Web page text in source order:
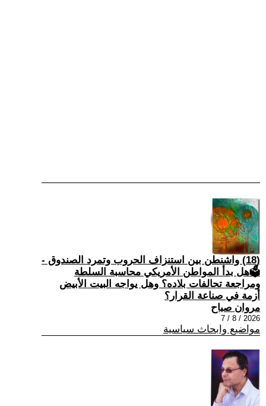
(18) واشنطن بين استنزاف الحروب وتمرد الصندوق -
🗳هل بدأ المواطن الأمريكي محاسبة السلطة
ومراجعة تحالفات بلاده؟ وهل يواجه البيت الأبيض
أزمة في صناعة القرار؟
مروان صباح
2026 / 8 / 7
مواضيع وابحاث سياسية